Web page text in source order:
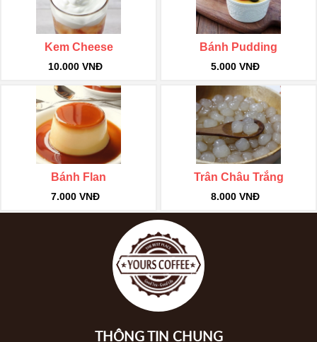
Kem Cheese
10.000 VNĐ
Bánh Pudding
5.000 VNĐ
Bánh Flan
7.000 VNĐ
Trân Châu Trắng
8.000 VNĐ
THÔNG TIN CHUNG